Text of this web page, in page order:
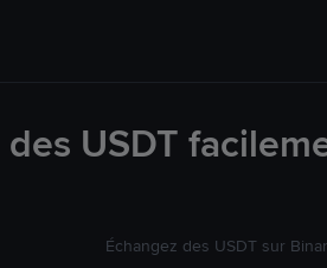
des USDT
Échangez des USDT sur